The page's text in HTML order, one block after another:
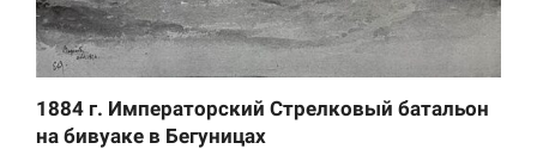
1884 г. Императорский Стрелковый батальон
на бивуаке в Бегуницах